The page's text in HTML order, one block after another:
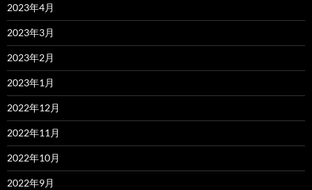
2023年4月
2023年3月
2023年2月
2023年1月
2022年12月
2022年11月
2022年10月
2022年9月